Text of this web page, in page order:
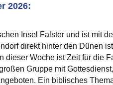
2026:
Insel Falster und ist mit
direkt hinter den Dünen
dieser Woche ist Zeit für die
Gruppe mit
Ein biblisches